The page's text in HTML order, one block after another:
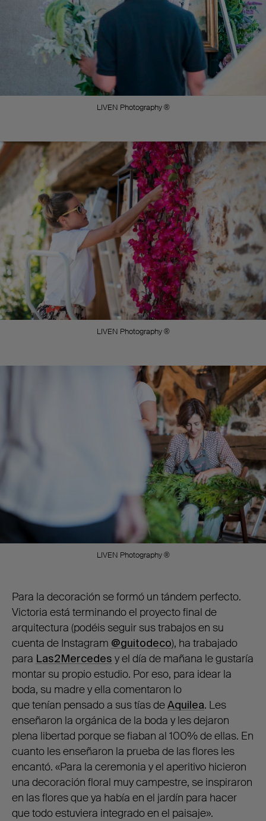
LIVEN Photography ®
LIVEN Photography ®
LIVEN Photography ®
Para la decoración se formó un tándem perfecto.
Victoria está terminando el proyecto final de
arquitectura (podéis seguir sus trabajos en su
cuenta de Instagram @guitodeco), ha trabajado
para Las2Mercedes y el día de mañana le gustaría
montar su propio estudio. Por eso, para idear la
boda, su madre y ella comentaron lo
que tenían pensado a sus tías deAquilea. Les
enseñaron la orgánica de la boda y les dejaron
plena libertad porque se fiaban al 100% de ellas. En
cuanto les enseñaron la prueba de las flores les
encantó. «Para la ceremonia y el aperitivo hicieron
una decoración floral muy campestre, se inspiraron
en las flores que ya había en el jardín para hacer
que todo estuviera integrado en el paisaje».